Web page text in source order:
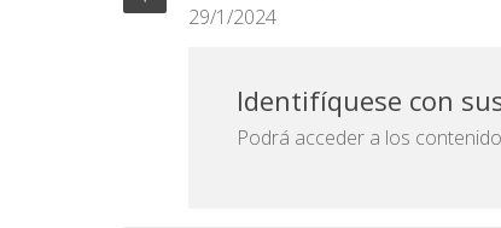
29/1/2024
Identifíquese con
Podrá acceder a los